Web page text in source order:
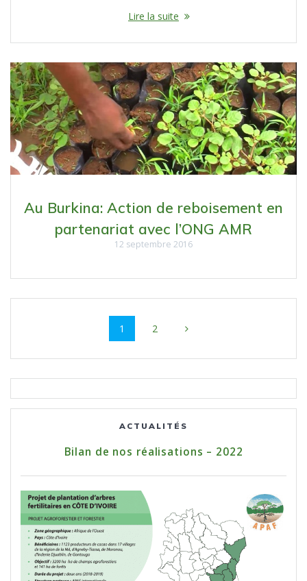
Lire la suite
Au Burkina: Action de reboisement en
partenariat avec l’ONG AMR
12 septembre 2016
Navigation
sein
des
Page
1 Page
2
ACTUALITÉS
Bilan de nos réalisations – 2022